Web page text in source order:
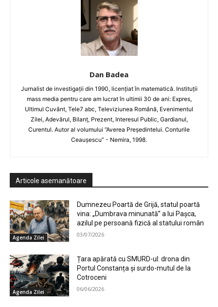
Dan Badea
Jurnalist de investigații din 1990, licențiat în matematică. Instituții
mass media pentru care am lucrat în ultimii 30 de ani: Expres,
Ultimul Cuvânt, Tele7 abc, Televiziunea Română, Evenimentul
Zilei, Adevărul, Bilanț, Prezent, Interesul Public, Gardianul,
Curentul. Autor al volumului ”Averea Președintelui. Conturile
Ceaușescu” - Nemira, 1998.
Articole asemanătoare
Agenda Zilei
Dumnezeu Poartă de Grijă, statul poartă
vina: „Dumbrava minunată” a lui Pașca,
azilul pe persoană fizică al statului român
03/07/2026
Agenda Zilei
Țara apărată cu SMURD-ul: drona din
Portul Constanța și surdo-mutul de la
Cotroceni
06/06/2026